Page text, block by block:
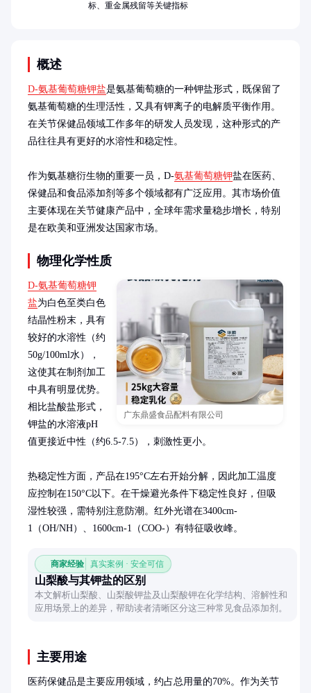
概述
D-氨基葡萄糖钾盐是氨基葡萄糖的一种钾盐形式，既保留了
氨基葡萄糖的生理活性，又具有钾离子的电解质平衡作用。
在关节保健品领域工作多年的研发人员发现，这种形式的产
品往往具有更好的水溶性和稳定性。
作为氨基糖衍生物的重要一员，D-氨基葡萄糖钾盐在医药、
保健品和食品添加剂等多个领域都有广泛应用。其市场价值
主要体现在关节健康产品中，全球年需求量稳步增长，特别
是在欧美和亚洲发达国家市场。
物理化学性质
广东鼎盛食品配料有限公司
D-氨基葡萄糖钾
盐为白色至类白色
结晶性粉末，具有
较好的水溶性（约
50g/100ml水），
这使其在制剂加工
中具有明显优势。
相比盐酸盐形式，
钾盐的水溶液pH
值更接近中性（约6.5-7.5），刺激性更小。
热稳定性方面，产品在195°C左右开始分解，因此加工温度
应控制在150°C以下。在干燥避光条件下稳定性良好，但吸
湿性较强，需特别注意防潮。红外光谱在3400cm-
1（OH/NH）、1600cm-1（COO-）有特征吸收峰。
商家经验 真实案例 · 安全可信
山梨酸与其钾盐的区别
本文解析山梨酸、山梨酸钾盐及山梨酸钾在化学结构、溶解性和
应用场景上的差异，帮助读者清晰区分这三种常见食品添加剂。
主要用途
医药保健品是主要应用领域，约占总用量的70%。作为关节
标、重金属残留等关键指标